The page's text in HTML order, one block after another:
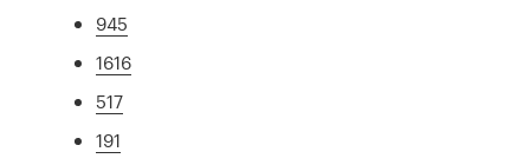
945
1616
517
191